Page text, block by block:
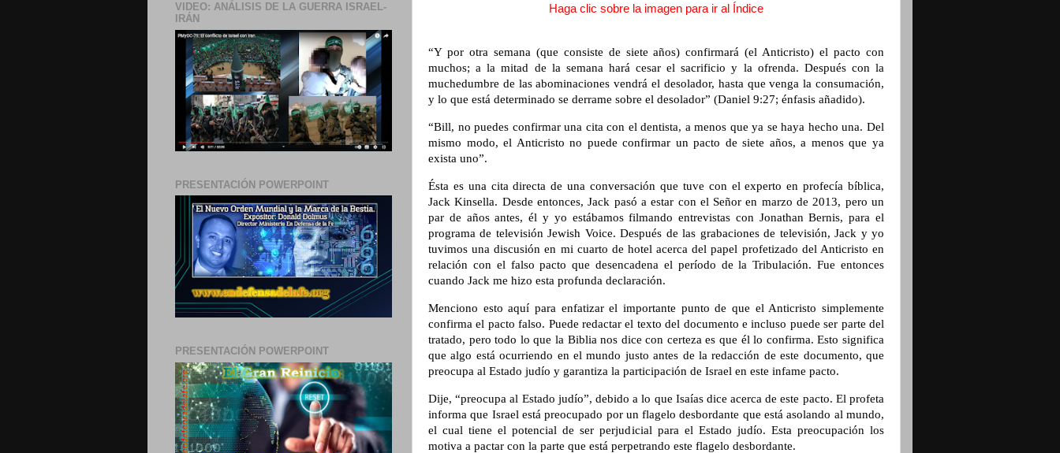
Haga clic sobre la imagen para ir al Índice
“Y por otra semana (que consiste de siete años) confirmará (el Anticristo) el pacto con
muchos; a la mitad de la semana hará cesar el sacrificio y la ofrenda. Después con la
muchedumbre de las abominaciones vendrá el desolador, hasta que venga la consumación,
y lo que está determinado se derrame sobre el desolador” (Daniel 9:27; énfasis añadido).
“Bill, no puedes confirmar una cita con el dentista, a menos que ya se haya hecho una. Del
mismo modo, el Anticristo no puede confirmar un pacto de siete años, a menos que ya
exista uno”.
Ésta es una cita directa de una conversación que tuve con el experto en profecía bíblica,
Jack Kinsella. Desde entonces, Jack pasó a estar con el Señor en marzo de 2013, pero un
par de años antes, él y yo estábamos filmando entrevistas con Jonathan Bernis, para el
programa de televisión Jewish Voice. Después de las grabaciones de televisión, Jack y yo
tuvimos una discusión en mi cuarto de hotel acerca del papel profetizado del Anticristo en
relación con el falso pacto que desencadena el período de la Tribulación. Fue entonces
cuando Jack me hizo esta profunda declaración.
Menciono esto aquí para enfatizar el importante punto de que el Anticristo simplemente
confirma el pacto falso. Puede redactar el texto del documento e incluso puede ser parte del
tratado, pero todo lo que la Biblia nos dice con certeza es que él lo confirma. Esto significa
que algo está ocurriendo en el mundo justo antes de la redacción de este documento, que
preocupa al Estado judío y garantiza la participación de Israel en este infame pacto.
Dije, “preocupa al Estado judío”, debido a lo que Isaías dice acerca de este pacto. El profeta
informa que Israel está preocupado por un flagelo desbordante que está asolando al mundo,
el cual tiene el potencial de ser perjudicial para el Estado judío. Esta preocupación los
motiva a pactar con la parte que está perpetrando este flagelo desbordante.
VIDEO: ANÁLISIS DE LA GUERRA ISRAEL-
IRÁN
PRESENTACIÓN POWERPOINT
PRESENTACIÓN POWERPOINT